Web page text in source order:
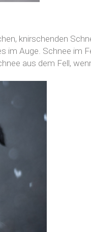
knirschenden
im Auge. Schnee im
aus dem Fell,